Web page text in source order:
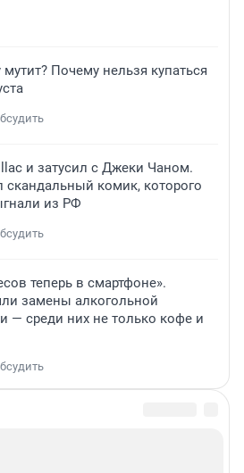
мутит? Почему нельзя купаться
и затусил с Джеки Чаном.
скандальный комик, которого
из РФ
теперь в смартфоне».
замены алкогольной
— среди них не только кофе и